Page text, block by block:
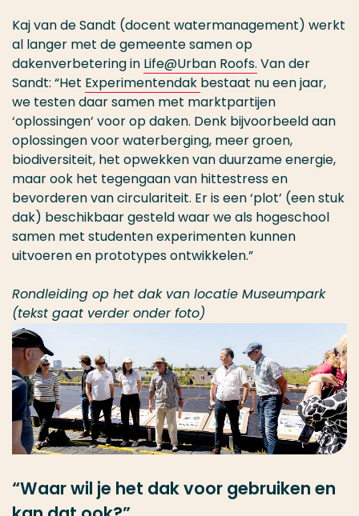
Kaj van de Sandt (docent watermanagement) werkt
al langer met de gemeente samen op
dakenverbetering in Life@Urban Roofs. Van der
Sandt: “Het Experimentendak bestaat nu een jaar,
we testen daar samen met marktpartijen
‘oplossingen’ voor op daken. Denk bijvoorbeeld aan
oplossingen voor waterberging, meer groen,
biodiversiteit, het opwekken van duurzame energie,
maar ook het tegengaan van hittestress en
bevorderen van circulariteit. Er is een ‘plot’ (een stuk
dak) beschikbaar gesteld waar we als hogeschool
samen met studenten experimenten kunnen
uitvoeren en prototypes ontwikkelen.”
Rondleiding op het dak van locatie Museumpark
(tekst gaat verder onder foto)
“Waar wil je het dak voor gebruiken en